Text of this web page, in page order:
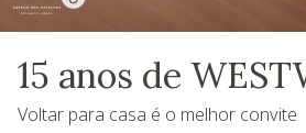
15 anos de
Voltar para casa é o melhor convite